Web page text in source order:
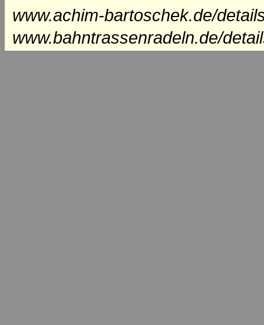
www.achim-bartoschek.de/
www.bahntrassenradeln.de/